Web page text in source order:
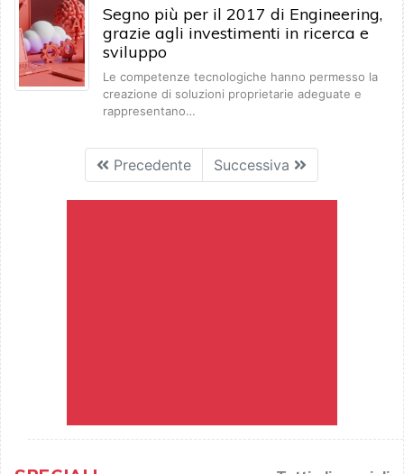
Segno più per il 2017 di Engineering,
grazie agli investimenti in ricerca e
sviluppo
Le competenze tecnologiche hanno permesso la
creazione di soluzioni proprietarie adeguate e
rappresentano…
Precedente Successiva